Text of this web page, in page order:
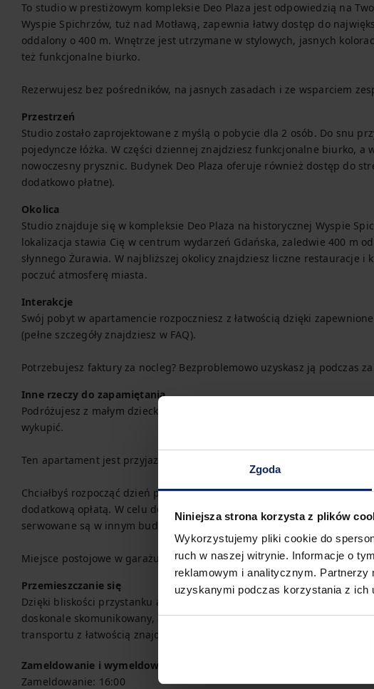
Zgoda
Niniejsza strona korzysta z plików
Wykorzystujemy pliki cookie do
ruch w naszej witrynie. Informacje o
reklamowym i analitycznym. Partnerzy
uzyskanymi podczas korzystania z ich
To studio w prestiżowym kompleksie Deo Plaza jest odpowiedzią na
Wyspie Spichrzów, tuż nad Motławą, zapewnia łatwy dostęp do
oddalony o 400 m. Wnętrze jest utrzymane w stylowych, jasnych
też funkcjonalne biurko.
Rezerwujesz bez pośredników, na jasnych zasadach i ze wsparciem
Przestrzeń
Studio zostało zaprojektowane z myślą o pobycie dla 2 osób. Do snu
pojedyncze łóżka. W części dziennej znajdziesz funkcjonalne biurko, a
nowoczesny prysznic. Budynek Deo Plaza oferuje również dostęp do
dodatkowo płatne).
Okolica
Studio znajduje się w kompleksie Deo Plaza na historycznej Wyspie
lokalizacja stawia Cię w centrum wydarzeń Gdańska, zaledwie 400 m
słynnego Żurawia. W najbliższej okolicy znajdziesz liczne restauracje i
poczuć atmosferę miasta.
Interakcje
Swój pobyt w apartamencie rozpoczniesz z łatwością dzięki
(pełne szczegóły znajdziesz w FAQ).
Potrzebujesz faktury za nocleg? Bezproblemowo uzyskasz ją podczas
Inne rzeczy do zapamiętania
Podróżujesz z małym dzieckiem? Jeśli potrzebujesz łóżeczka
wykupić.
Ten apartament jest przyjazny zwierzętom domowym.
Chciałbyś rozpocząć dzień pysznym posiłkiem? W tym apartamencie
dodatkową opłatą. W celu dokonania rezerwacji skontaktuj się z
serwowane są w innym budynku.
Miejsce postojowe w garażu jest dostępne do Twojej dyspozycji.
Przemieszczanie się
Dzięki bliskości przystanku autobusowego, dworca kolejowego oraz
doskonale skomunikowany, co ułatwia podróżowanie po mieście i
transportu z łatwością znajdziesz na dostępnej mapie.
Zameldowanie i wymeldowanie
Zameldowanie: 16:00